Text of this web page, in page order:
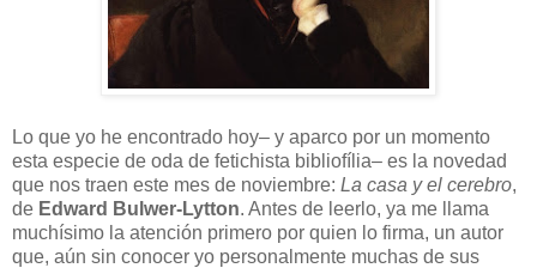
Lo que yo he encontrado hoy– y aparco por un momento
esta especie de oda de fetichista bibliofília– es la novedad
que nos traen este mes de noviembre: La casa y el cerebro,
de Edward Bulwer-Lytton. Antes de leerlo, ya me llama
muchísimo la atención primero por quien lo firma, un autor
que, aún sin conocer yo personalmente muchas de sus